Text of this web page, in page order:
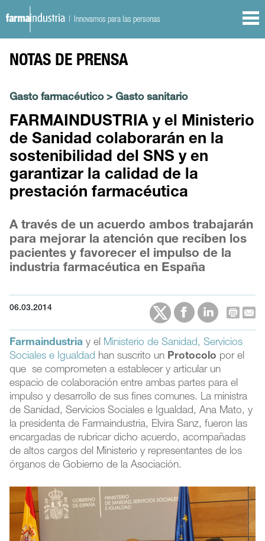
| Innovamos para las personas
NOTAS DE PRENSA
Gasto farmacéutico>Gasto sanitario
FARMAINDUSTRIA y el Ministerio
de Sanidad colaborarán en la
sostenibilidad del SNS y en
garantizar la calidad de la
prestación farmacéutica
A través de un acuerdo ambos trabajarán
para mejorar la atención que reciben los
pacientes y favorecer el impulso de la
industria farmacéutica en España
06.03.2014
Farmaindustria y el Ministerio de Sanidad, Servicios
Sociales e Igualdad han suscrito un Protocolo por el
que se comprometen a establecer y articular un
espacio de colaboración entre ambas partes para el
impulso y desarrollo de sus fines comunes. La ministra
de Sanidad, Servicios Sociales e Igualdad, Ana Mato, y
la presidenta de Farmaindustria, Elvira Sanz, fueron las
encargadas de rubricar dicho acuerdo, acompañadas
de altos cargos del Ministerio y representantes de los
órganos de Gobierno de la Asociación.